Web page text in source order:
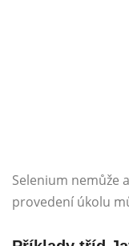
Selenium nemůže
provedení úkolu